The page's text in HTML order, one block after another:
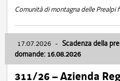
Comunità di montagna delle Prealpi
17.07.2026 - Scadenza della
domande: 16.08.2026
311/26 – Azienda